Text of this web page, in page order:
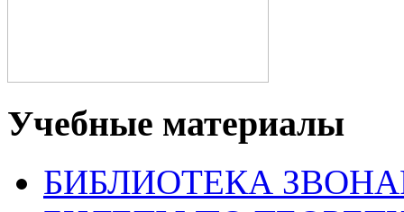
Учебные материалы
БИБЛИОТЕКА